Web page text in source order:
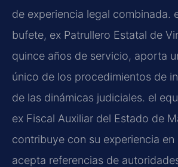
de experiencia legal combinada.
bufete, ex Patrullero Estatal de
quince años de servicio, aporta
único de los procedimientos de
de las dinámicas judiciales. el
ex Fiscal Auxiliar del Estado de
contribuye con su experiencia
acepta referencias de